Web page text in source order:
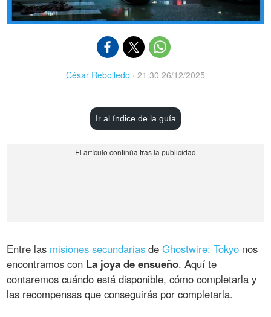
César Rebolledo · 21:30 26/12/2025
Ir al índice de la guía
Entre las misiones secundarias deGhostwire: Tokyo nos
encontramos con La joya de ensueño. Aquí te
contaremos cuándo está disponible, cómo completarla y
las recompensas que conseguirás por completarla.